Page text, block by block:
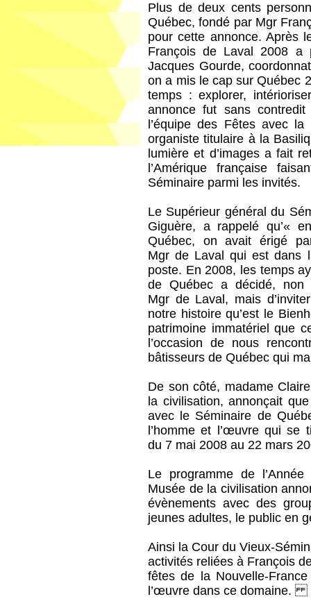
Plus de deux cents
Québec, fondé par Mgr
pour cette annonce. Après
François de Laval 2008 a
Jacques Gourde,
on a mis le cap sur Québec
temps : explorer,
annonce fut sans
l’équipe des Fêtes avec
organiste titulaire à la
lumière et d’images a fait
l’Amérique française
Séminaire parmi les invités.
Le Supérieur général du
Giguère, a rappelé qu’«
Québec, on avait érigé
Mgr de Laval qui est dans
poste. En 2008, les temps
de Québec a décidé,
Mgr de Laval, mais
notre histoire qu’est le
patrimoine immatériel que
l’occasion de nous
bâtisseurs de Québec qui
De son côté, madame
la civilisation, annonçait
avec le Séminaire de
l’homme et l’œuvre qui se
du 7 mai 2008 au 22 mars
Le programme de
Musée de la civilisation
évènements avec des
jeunes adultes, le public en
Ainsi la Cour du Vieux-
activités reliées à François
fêtes de la Nouvelle-
l’œuvre dans ce domaine.